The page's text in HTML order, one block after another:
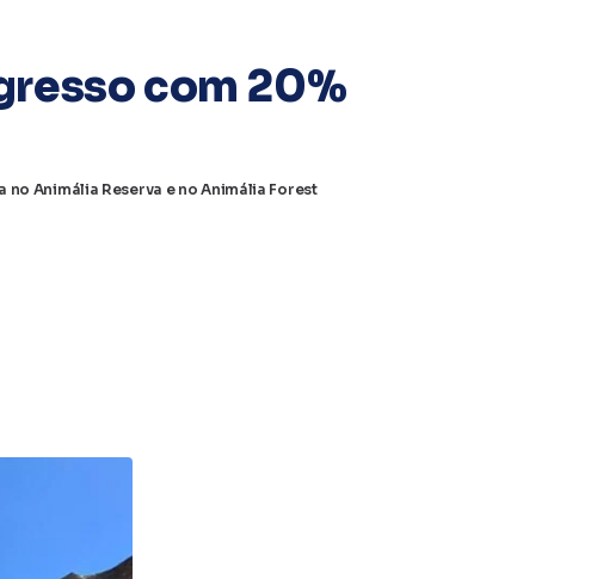
com 20%
no Animália Reserva e no Animália Forest